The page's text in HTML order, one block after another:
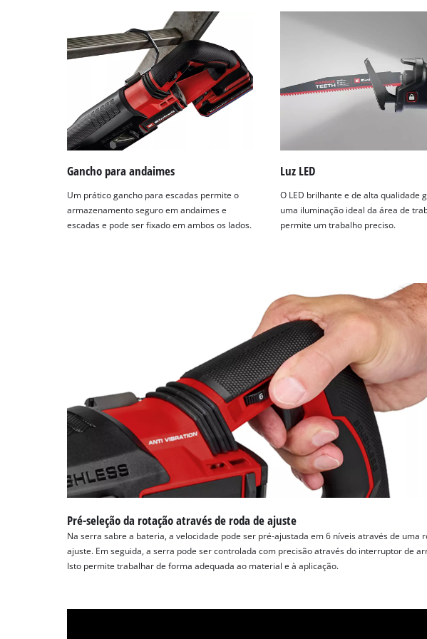
Gancho para andaimes
Um prático gancho para escadas permite o
armazenamento seguro em andaimes e
escadas e pode ser fixado em ambos os lados.
Luz LED
O LED brilhante e de alta qualidade
uma iluminação ideal da área de
permite um trabalho preciso.
Pré-seleção da rotação através de roda de ajuste
Na serra sabre a bateria, a velocidade pode ser pré-ajustada em 6 níveis através de uma
ajuste. Em seguida, a serra pode ser controlada com precisão através do interruptor de
Isto permite trabalhar de forma adequada ao material e à aplicação.